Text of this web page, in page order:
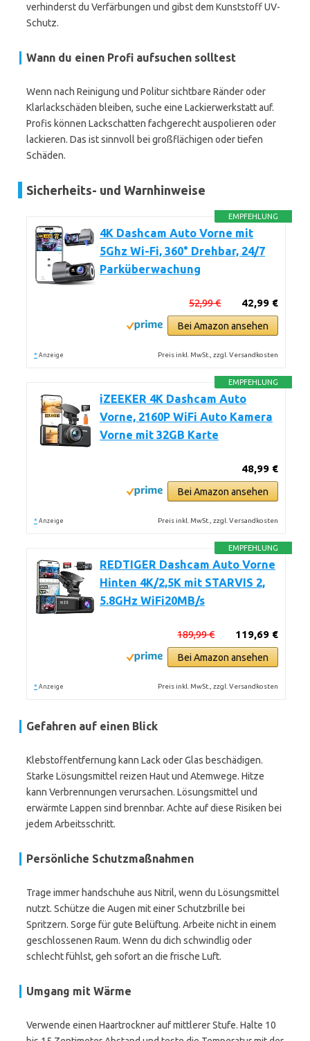
verhinderst du Verfärbungen und gibst dem Kunststoff UV-
Schutz.
Wann du einen Profi aufsuchen solltest
Wenn nach Reinigung und Politur sichtbare Ränder oder
Klarlackschäden bleiben, suche eine Lackierwerkstatt auf.
Profis können Lackschatten fachgerecht auspolieren oder
lackieren. Das ist sinnvoll bei großflächigen oder tiefen
Schäden.
Sicherheits- und Warnhinweise
EMPFEHLUNG
4K Dashcam Auto Vorne mit
5Ghz Wi-Fi, 360° Drehbar, 24/7
Parküberwachung
42,99 €
52,99 €
Bei Amazon ansehen
* Anzeige Preis inkl. MwSt., zzgl. Versandkosten
EMPFEHLUNG
iZEEKER 4K Dashcam Auto
Vorne, 2160P WiFi Auto Kamera
Vorne mit 32GB Karte
48,99 €
Bei Amazon ansehen
* Anzeige Preis inkl. MwSt., zzgl. Versandkosten
EMPFEHLUNG
REDTIGER Dashcam Auto Vorne
Hinten 4K/2,5K mit STARVIS 2,
5.8GHz WiFi20MB/s
119,69 €
189,99 €
Bei Amazon ansehen
* Anzeige Preis inkl. MwSt., zzgl. Versandkosten
Gefahren auf einen Blick
Klebstoffentfernung kann Lack oder Glas beschädigen.
Starke Lösungsmittel reizen Haut und Atemwege. Hitze
kann Verbrennungen verursachen. Lösungsmittel und
erwärmte Lappen sind brennbar. Achte auf diese Risiken bei
jedem Arbeitsschritt.
Persönliche Schutzmaßnahmen
Trage immer handschuhe aus Nitril, wenn du Lösungsmittel
nutzt. Schütze die Augen mit einer Schutzbrille bei
Spritzern. Sorge für gute Belüftung. Arbeite nicht in einem
geschlossenen Raum. Wenn du dich schwindlig oder
schlecht fühlst, geh sofort an die frische Luft.
Umgang mit Wärme
Verwende einen Haartrockner auf mittlerer Stufe. Halte 10